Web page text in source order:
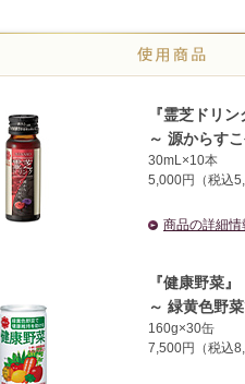
『霊芝ドリン
～ 源からす
30mL×10本
5,000円（税込
商品の詳細情
『健康野菜』
～ 緑黄色野
160g×30缶
7,500円（税込